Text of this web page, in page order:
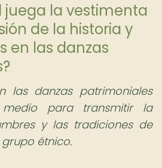
juega la vestimenta
de la historia y
en las danzas
las danzas patrimoniales
para transmitir la
y las tradiciones de
étnico.